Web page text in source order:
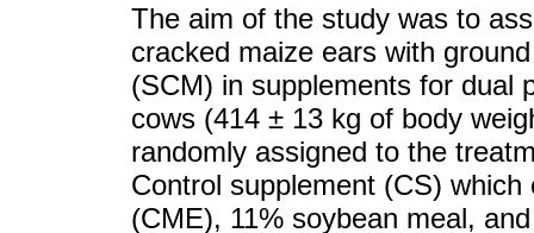
The aim of the study was to
cracked maize ears with
(SCM) in supplements for dual
cows (414 ± 13 kg of body
randomly assigned to the
Control supplement (CS)
(CME), 11% soybean meal,